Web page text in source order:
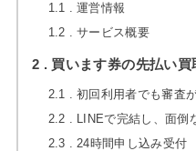
1.1
運営情報
1.2
サービス概要
2 買います券の先払い
2.1
初回利用者でも審査
2.2
LINEで完結し、面倒
2.3
24時間申し込み受付